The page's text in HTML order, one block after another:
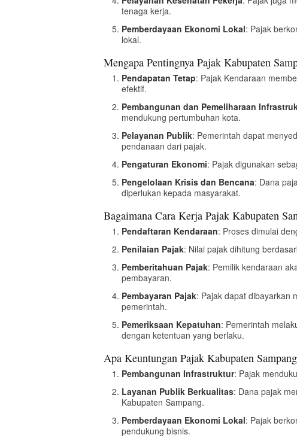
tenaga kerja.
Pemberdayaan Ekonomi Lokal: Pajak
lokal.
Mengapa Pentingnya Pajak Kabupaten
Pendapatan Tetap: Pajak Kendaraan
efektif.
Pembangunan dan Pemeliharaan
mendukung pertumbuhan kota.
Pelayanan Publik: Pemerintah dapat
pendanaan dari pajak.
Pengaturan Ekonomi: Pajak digunakan
Pengelolaan Krisis dan Bencana: Dana
diperlukan kepada masyarakat.
Bagaimana Cara Kerja Pajak Kabupaten
Pendaftaran Kendaraan: Proses dimulai
Penilaian Pajak: Nilai pajak dihitung
Pemberitahuan Pajak: Pemilik kendaraan
pembayaran.
Pembayaran Pajak: Pajak dapat dibayarkan
pemerintah.
Pemeriksaan Kepatuhan: Pemerintah
dengan ketentuan yang berlaku.
Apa Keuntungan Pajak Kabupaten
Pembangunan Infrastruktur: Pajak
Layanan Publik Berkualitas: Dana pajak
Kabupaten Sampang.
Pemberdayaan Ekonomi Lokal: Pajak
pendukung bisnis.